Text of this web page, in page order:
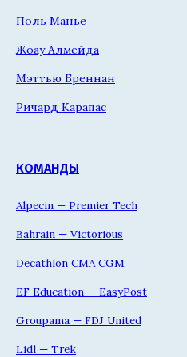
Поль Манье
Жоау Алмейда
Мэттью Бреннан
Ричард Карапас
КОМАНДЫ
Alpecin — Premier Tech
Bahrain — Victorious
Decathlon CMA CGM
EF Education — EasyPost
Groupama — FDJ United
Lidl — Trek